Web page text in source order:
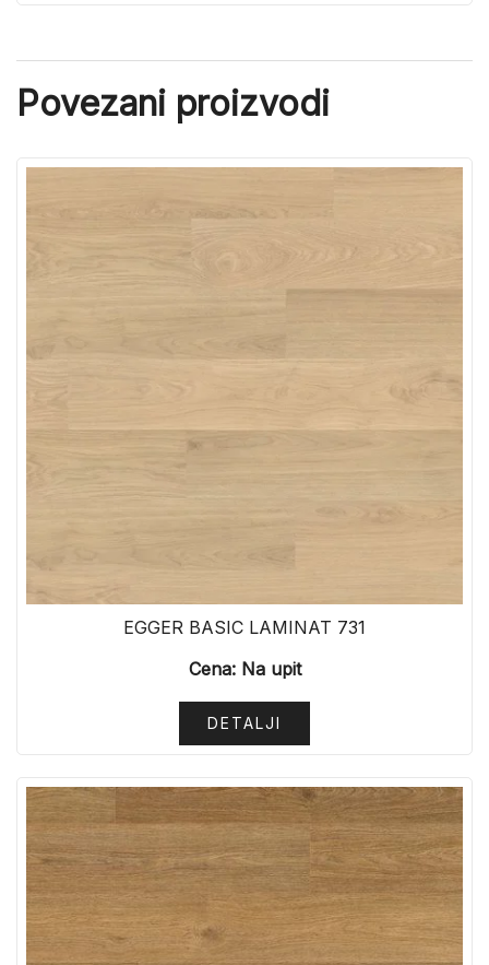
Povezani proizvodi
EGGER BASIC LAMINAT 731
Cena: Na upit
DETALJI